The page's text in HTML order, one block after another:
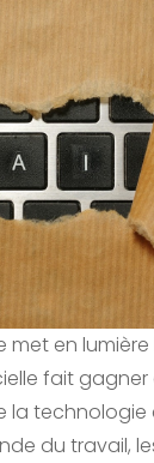
met en
fait
la
du travail,